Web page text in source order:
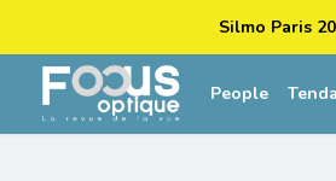
Silmo Paris
People